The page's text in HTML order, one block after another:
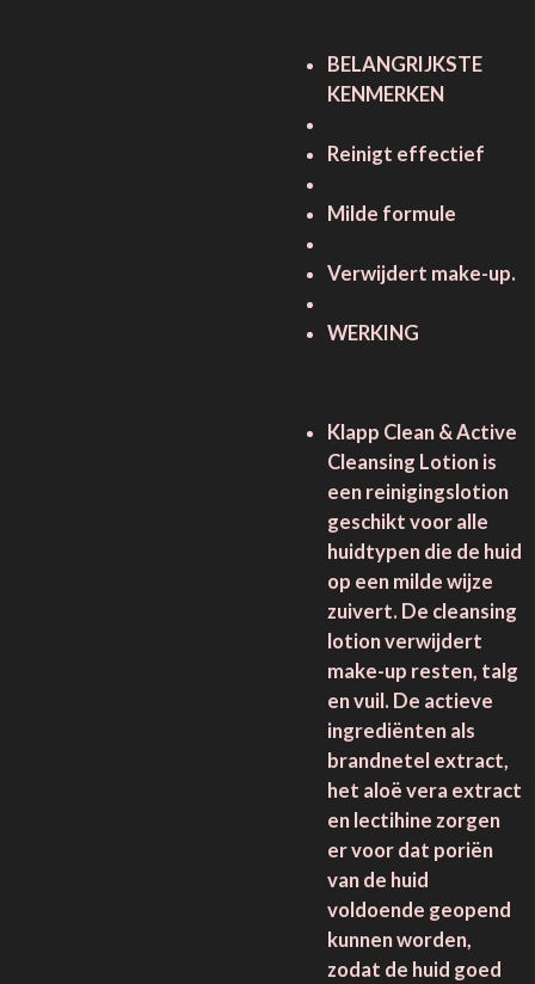
BELANGRIJKSTE
KENMERKEN
Reinigt effectief
Milde formule
Verwijdert make-up.
WERKING
Klapp Clean & Active
Cleansing Lotion is
een reinigingslotion
geschikt voor alle
huidtypen die de huid
op een milde wijze
zuivert. De cleansing
lotion verwijdert
make-up resten, talg
en vuil. De actieve
ingrediënten als
brandnetel extract,
het aloë vera extract
en lectihine zorgen
er voor dat poriën
van de huid
voldoende geopend
kunnen worden,
zodat de huid goed